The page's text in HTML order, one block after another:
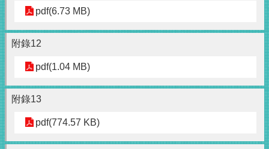
pdf(6.73 MB)
附錄12
pdf(1.04 MB)
附錄13
pdf(774.57 KB)